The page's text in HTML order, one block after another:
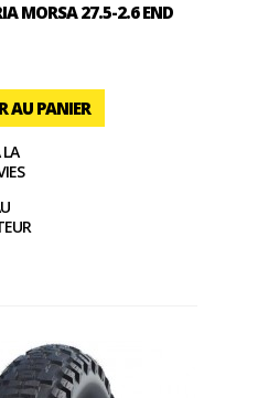
MORSA 27.5-2.6 END
AU PANIER